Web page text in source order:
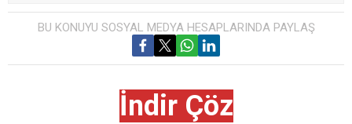
BU KONUYU SOSYAL MEDYA HESAPLARINDA PAYLAŞ
İndir Çöz